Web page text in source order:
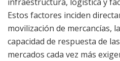
Estos factores inciden
movilización de mercancías,
capacidad de respuesta de
mercados cada vez más